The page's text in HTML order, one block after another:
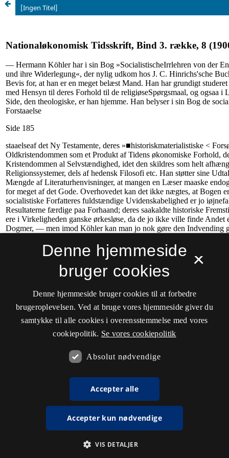
[Ingen Titel]
×
Denne hjemmeside
bruger cookies
Denne hjemmeside bruger cookies til at forbedre
brugeroplevelsen. Ved at bruge vores hjemmeside giver du
samtykke til alle cookies i overensstemmelse med vores
cookiepolitik. Se vores cookiepolitik
Absolut nødvendige
Accepter alle
Accepter kun nødvendige
VIS DETALJER